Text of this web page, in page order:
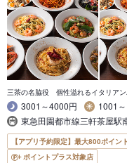
三茶の名脇役 個性溢れるイタリア
3001～4000円
1001
東急田園都市線三軒茶屋
【アプリ予約限定】最大800ポイン
ポイントプラス対象店